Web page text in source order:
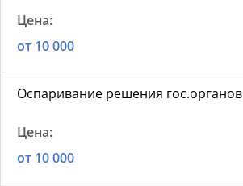
от 10 000
Оспаривание решения гос.органов
от 10 000